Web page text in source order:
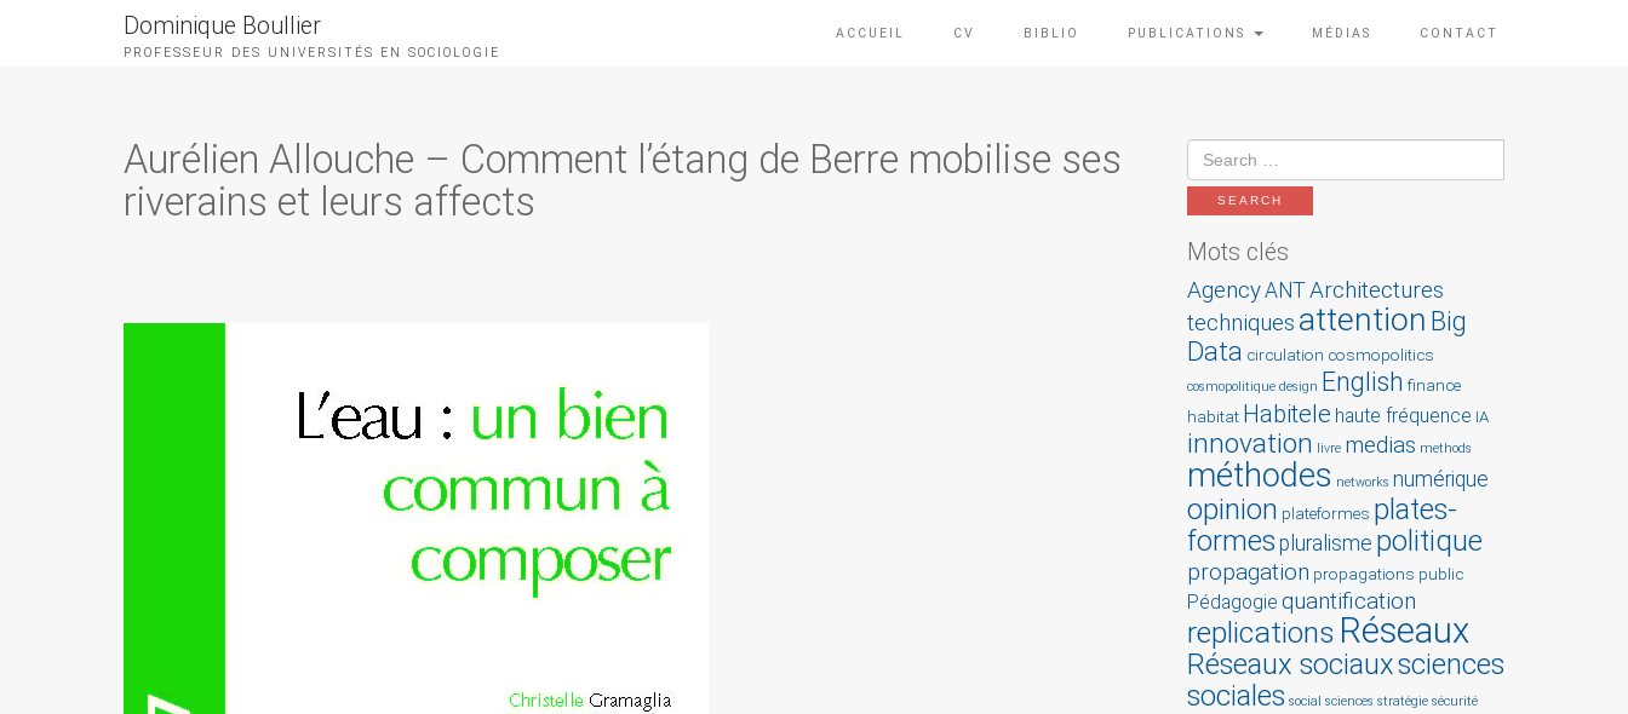
Dominique Boullier
PROFESSEUR DES UNIVERSITÉS EN SOCIOLOGIE
ACCUEIL CV BIBLIO PUBLICATIONS MÉDIAS CONTACT
Aurélien Allouche – Comment l’étang de Berre mobilise ses
riverains et leurs affects
Mots clés
AgencyANTArchitectures
techniques attention Big
Data circulation cosmopolitics
cosmopolitique design English finance
habitat Habitele haute fréquence IA
innovation livre medias methods
méthodes networks numérique
opinion plateformes plates-
formes pluralisme politique
propagation propagations public
Pédagogie quantification
replications Réseaux
Réseaux sociauxsciences
sociales social sciences stratégie sécurité